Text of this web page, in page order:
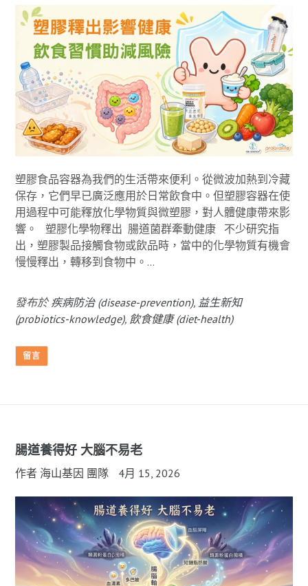
塑膠食品容器為我們的生活帶來便利。從微波加熱到冷藏
保存，它們早已廣泛應用於日常飲食中。但塑膠容器在使
用過程中可能釋放化學物質與微塑膠，對人體健康帶來影
響。 塑膠化學物釋出 腸道菌群牽動健康 不少研究指
出，塑膠製品接觸食物或飲品時，當中的化學物質有機會
慢慢釋出，轉移到食物中。...
發布於疾病防治 (disease-prevention), 益生新知
(probiotics-knowledge), 飲食健康 (diet-health)
留言
腸道養得好 大腦不易老
作者 海山基因 團隊 4月 15, 2026